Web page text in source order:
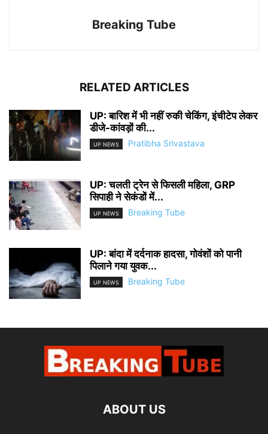
Breaking Tube
RELATED ARTICLES
UP: बारिश में भी नहीं रुकी चेकिंग, इंचीटेप लेकर
डीजे-कांवड़ों की...
UP NEWS Pratibha Srivastava
UP: चलती ट्रेन से फिसली महिला, GRP
सिपाही ने सेकंडों में...
UP NEWS Breaking Tube
UP: बांदा में दर्दनाक हादसा, गोवंशों को पानी
पिलाने गया युवक...
UP NEWS Breaking Tube
ABOUT US